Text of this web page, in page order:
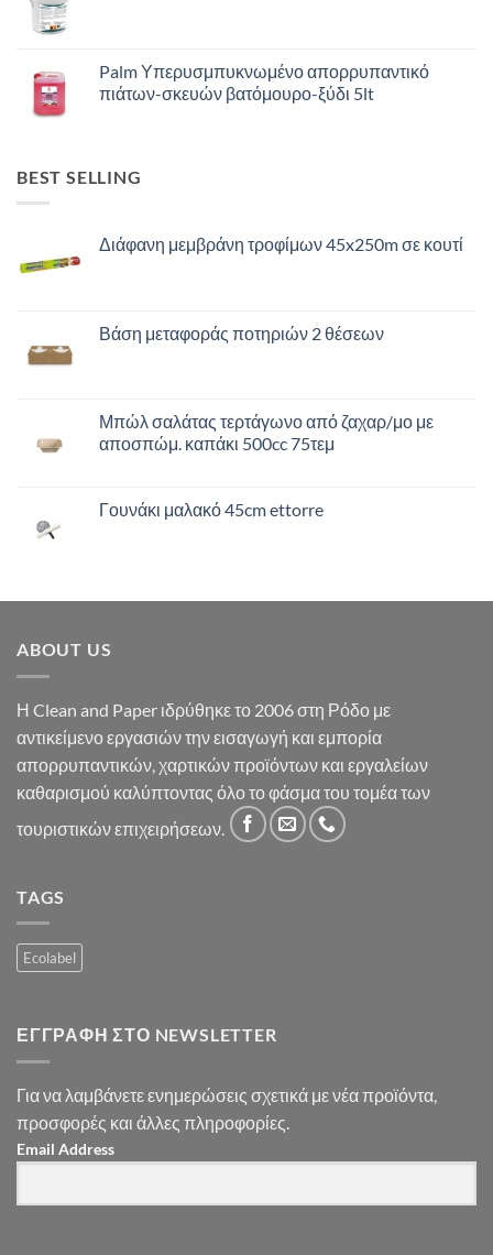
Palm Υπερυσμπυκνωμένο απορρυπαντικό
πιάτων-σκευών βατόμουρο-ξύδι 5lt
BEST SELLING
Διάφανη μεμβράνη τροφίμων 45x250m σε κουτί
Βάση μεταφοράς ποτηριών 2 θέσεων
Μπώλ σαλάτας τερτάγωνο από ζαχαρ/μο με
αποσπώμ. καπάκι 500cc 75τεμ
Γουνάκι μαλακό 45cm ettorre
ABOUT US
Η Clean and Paper ιδρύθηκε το 2006 στη Ρόδο με
αντικείμενο εργασιών την εισαγωγή και εμπορία
απορρυπαντικών, χαρτικών προϊόντων και εργαλείων
καθαρισμού καλύπτοντας όλο το φάσμα του τομέα των
τουριστικών επιχειρήσεων.
TAGS
Ecolabel
ΕΓΓΡΑΦΉ ΣΤΟ NEWSLETTER
Για να λαμβάνετε ενημερώσεις σχετικά με νέα προϊόντα,
προσφορές και άλλες πληροφορίες.
Email Address